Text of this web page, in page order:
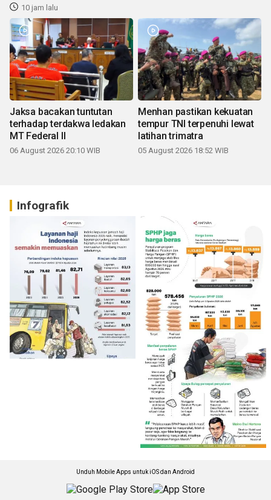
10 jam lalu
Jaksa bacakan tuntutan
terhadap terdakwa ledakan
MT Federal II
06 August 2026 20:10 WIB
Menhan pastikan kekuatan
tempur TNI terpenuhi lewat
latihan trimatra
05 August 2026 18:52 WIB
Infografik
Unduh Mobile Apps untuk iOS dan Android